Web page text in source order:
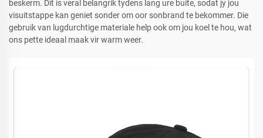
beskerm. Dit is veral belangrik tydens lang ure buite, sodat jy jou
visuitstappe kan geniet sonder om oor sonbrand te bekommer. Die
gebruik van lugdurchtige materiale help ook om jou koel te hou, wat
ons pette ideaal maak vir warm weer.